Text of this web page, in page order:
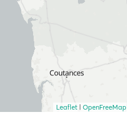
Leaflet OpenFreeMap